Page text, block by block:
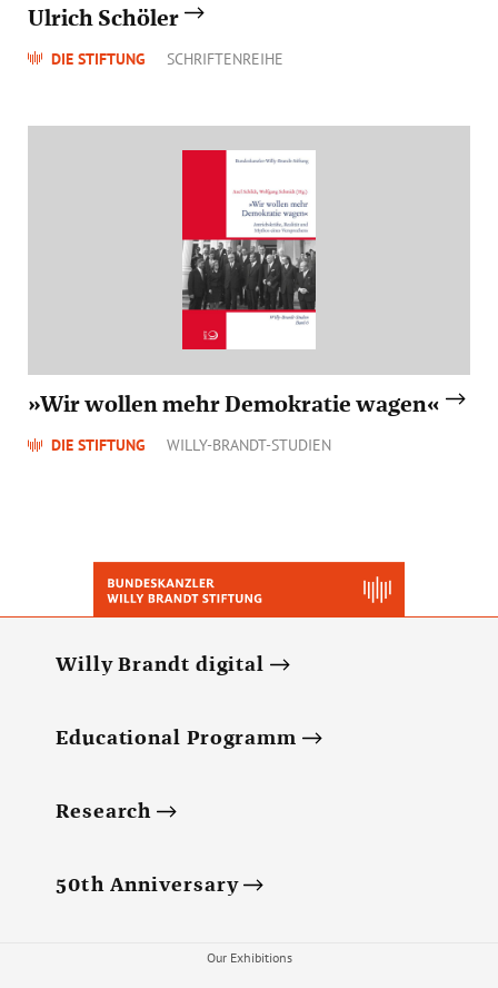
Ulrich Schöler
DIE STIFTUNG SCHRIFTENREIHE
»Wir wollen mehr Demokratie wagen«
DIE STIFTUNG WILLY-BRANDT-STUDIEN
Willy Brandt digital
Educational Programm
Research
50th Anniversary
Our Exhibitions